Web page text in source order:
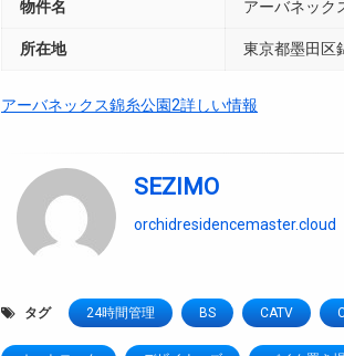
物件名 アーバネック
所在地 東京都墨田区
アーバネックス錦糸公園2詳しい情報
SEZIMO
orchidresidencemaster.cloud
タグ 24時間管理 BS CATV